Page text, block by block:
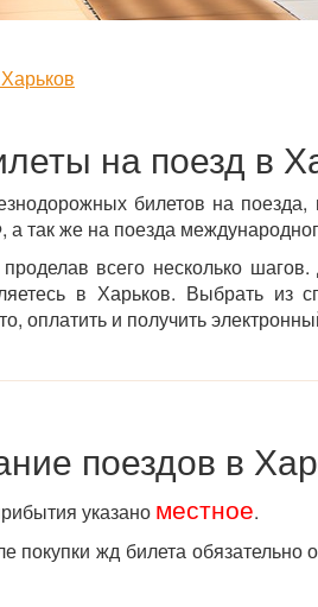
на поезд в
билетов на
так же на поезда
всего несколько шагов.
в Харьков. Выбрать из
оплатить и получить
поездов в
указано местное.
жд билета